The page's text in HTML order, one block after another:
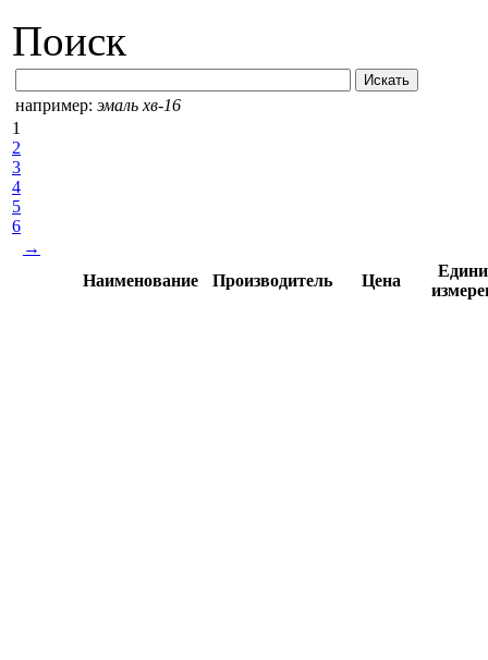
Поиск
например: эмаль хв-16
1
2
3
4
5
6
→
Наименование
Производитель Цена